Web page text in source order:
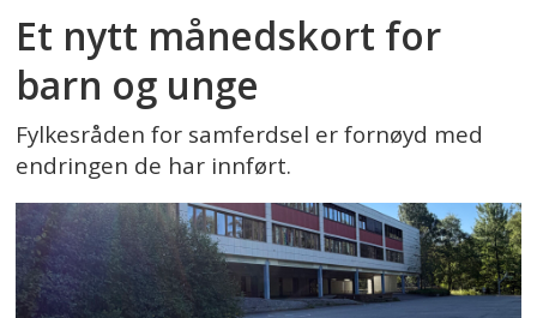
Et nytt månedskort for
barn og unge
Fylkesråden for samferdsel er fornøyd med
endringen de har innført.